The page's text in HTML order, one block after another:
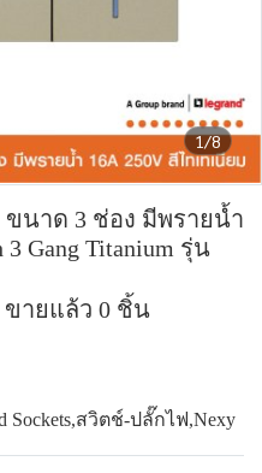
1/8
นาด 3 ช่อง มีพรายน้ำ
Gang Titanium รุ่น
ขายแล้ว 0 ชิ้น
Sockets,สวิตช์-ปลั๊กไฟ,Nexy